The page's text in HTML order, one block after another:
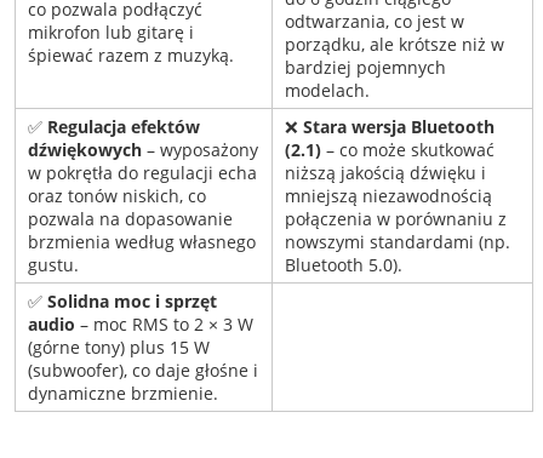
co pozwala podłączyć
mikrofon lub gitarę i
śpiewać razem z muzyką.
odtwarzania, co jest w
porządku, ale krótsze niż w
bardziej pojemnych
modelach.
✅ Regulacja efektów
dźwiękowych– wyposażony
w pokrętła do regulacji echa
oraz tonów niskich, co
pozwala na dopasowanie
brzmienia według własnego
gustu.
❌ Stara wersja Bluetooth
(2.1)– co może skutkować
niższą jakością dźwięku i
mniejszą niezawodnością
połączenia w porównaniu z
nowszymi standardami (np.
Bluetooth 5.0).
✅ Solidna moc i sprzęt
audio – moc RMS to 2 × 3 W
(górne tony) plus 15 W
(subwoofer), co daje głośne i
dynamiczne brzmienie.